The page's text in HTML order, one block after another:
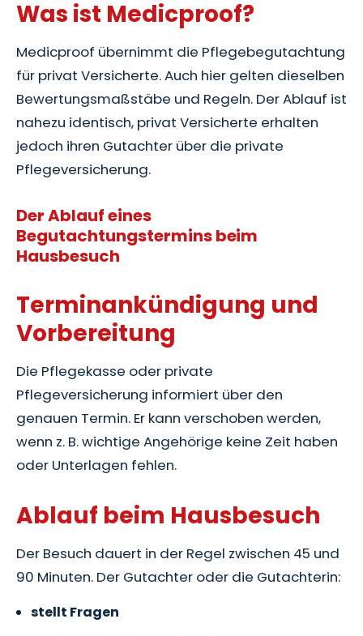
Was ist Medicproof?
Medicproof übernimmt die Pflegebegutachtung
für privat Versicherte. Auch hier gelten dieselben
Bewertungsmaßstäbe und Regeln. Der Ablauf ist
nahezu identisch, privat Versicherte erhalten
jedoch ihren Gutachter über die private
Pflegeversicherung.
Der Ablauf eines
Begutachtungstermins beim
Hausbesuch
Terminankündigung und
Vorbereitung
Die Pflegekasse oder private
Pflegeversicherung informiert über den
genauen Termin. Er kann verschoben werden,
wenn z. B. wichtige Angehörige keine Zeit haben
oder Unterlagen fehlen.
Ablauf beim Hausbesuch
Der Besuch dauert in der Regel zwischen 45 und
90 Minuten. Der Gutachter oder die Gutachterin:
stellt Fragen